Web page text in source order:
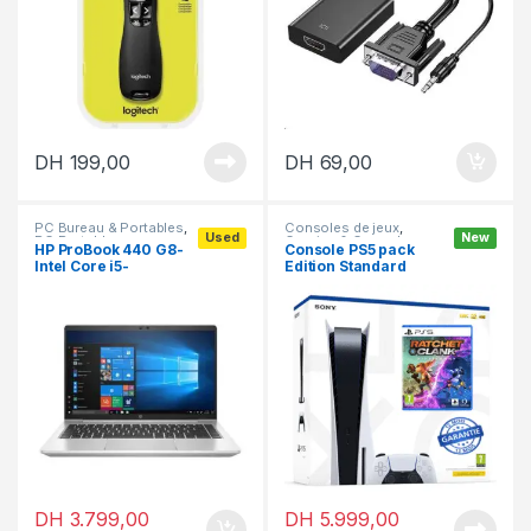
DH 199,00 DH 69,00
Used
PC Bureau & Portables,
PC Portables
HP ProBook 440 G8-
Intel Core i5-
DH 3.799,00
New
Consoles de jeux,
Gaming & Consoles
PlayStation
Console PS5 pack
Edition Standard
DH 5.999,00